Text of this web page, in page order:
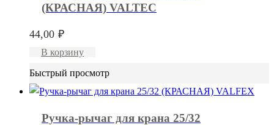
(КРАСНАЯ) VALTEC
44,00 ₽
В корзину
Быстрый просмотр
Ручка-рычаг для крана 25/32